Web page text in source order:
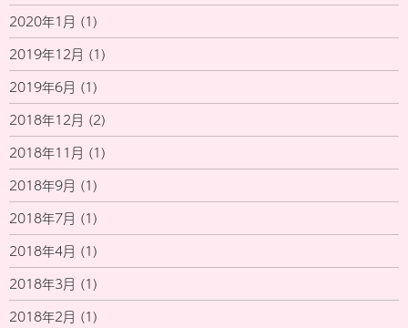
2020年1月 (1)
2019年12月 (1)
2019年6月 (1)
2018年12月 (2)
2018年11月 (1)
2018年9月 (1)
2018年7月 (1)
2018年4月 (1)
2018年3月 (1)
2018年2月 (1)